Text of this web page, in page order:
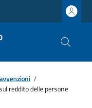
/
reddito delle persone